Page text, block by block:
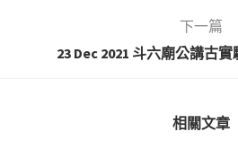
下一篇
23 Dec 2021 ⽃六廟公講古
相關文章